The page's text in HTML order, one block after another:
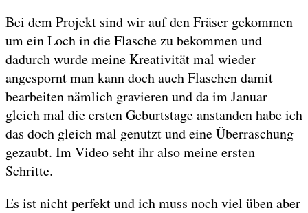
Bei dem Projekt sind wir auf den Fräser gekommen
um ein Loch in die Flasche zu bekommen und
dadurch wurde meine Kreativität mal wieder
angespornt man kann doch auch Flaschen damit
bearbeiten nämlich gravieren und da im Januar
gleich mal die ersten Geburtstage anstanden habe ich
das doch gleich mal genutzt und eine Überraschung
gezaubt. Im Video seht ihr also meine ersten
Schritte.
Es ist nicht perfekt und ich muss noch viel üben aber